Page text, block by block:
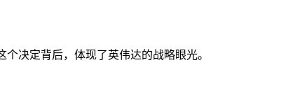
决定背后，体现了英伟达的战略眼光。